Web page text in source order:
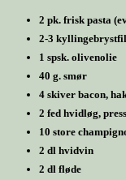
2 pk. frisk pasta
2-3
1 spsk. olivenolie
40 g. smør
4 skiver bacon,
2 fed hvidløg,
10 store
2 dl hvidvin
2 dl fløde